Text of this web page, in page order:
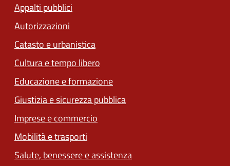
Appalti pubblici
Autorizzazioni
Catasto e urbanistica
Cultura e tempo libero
Educazione e formazione
Giustizia e sicurezza pubblica
Imprese e commercio
Mobilità e trasporti
Salute, benessere e assistenza